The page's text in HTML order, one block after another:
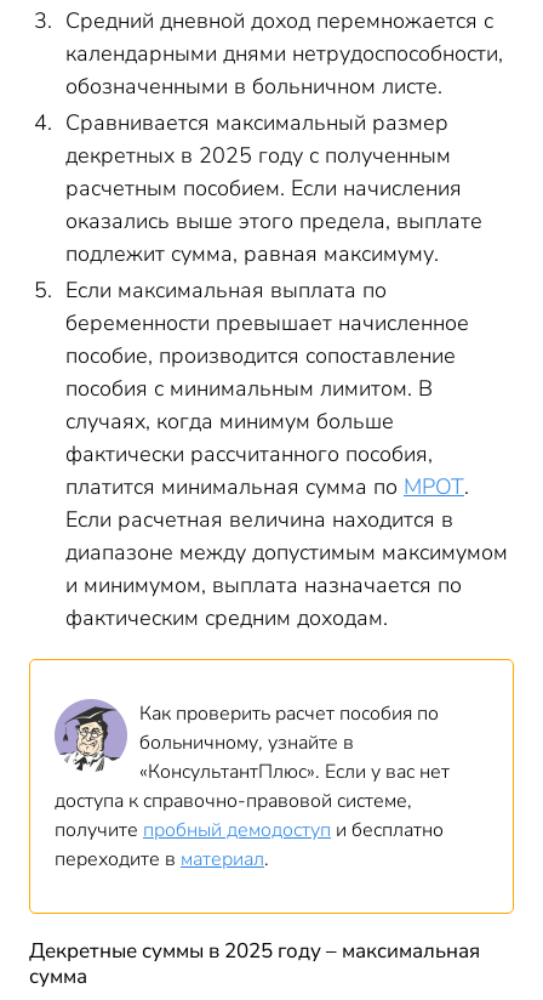
Средний дневной доход перемножается с
календарными днями нетрудоспособности,
обозначенными в больничном листе.
Сравнивается максимальный размер
декретных в 2025 году с полученным
расчетным пособием. Если начисления
оказались выше этого предела, выплате
подлежит сумма, равная максимуму.
Если максимальная выплата по
беременности превышает начисленное
пособие, производится сопоставление
пособия с минимальным лимитом. В
случаях, когда минимум больше
фактически рассчитанного пособия,
платится минимальная сумма по МРОТ.
Если расчетная величина находится в
диапазоне между допустимым максимумом
и минимумом, выплата назначается по
фактическим средним доходам.
Как проверить расчет пособия по
больничному, узнайте в
«КонсультантПлюс». Если у вас нет
доступа к справочно-правовой системе,
получите пробный демодоступ и бесплатно
переходите в материал.
Декретные суммы в 2025 году – максимальная
сумма